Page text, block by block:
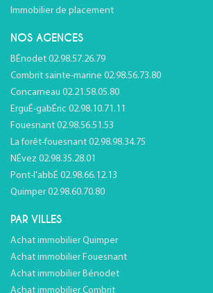
Immobilier de placement
NOS AGENCES
BÉnodet 02.98.57.26.79
Combrit sainte-marine 02.98.56.73.80
Concarneau 02.21.58.05.80
ErguÉ-gabÉric 02.98.10.71.11
Fouesnant 02.98.56.51.53
La forêt-fouesnant 02.98.98.34.75
NÉvez 02.98.35.28.01
Pont-l'abbÉ 02.98.66.12.13
Quimper 02.98.60.70.80
PAR VILLES
Achat immobilier Quimper
Achat immobilier Fouesnant
Achat immobilier Bénodet
Achat immobilier Combrit